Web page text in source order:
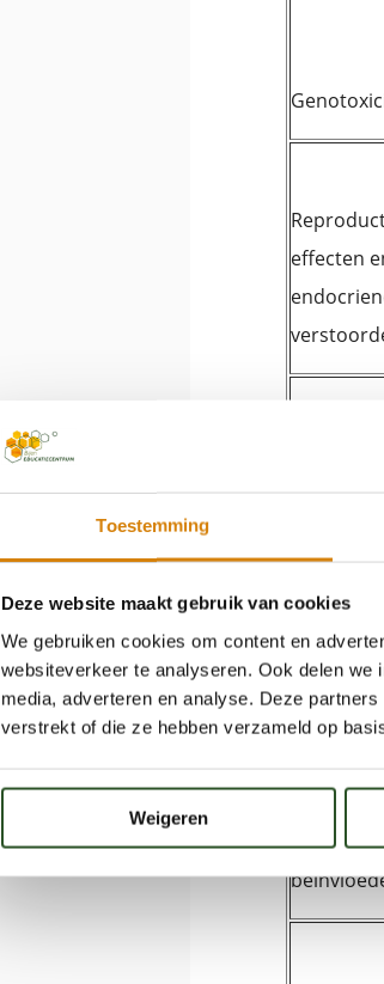
Toestemming
Deze website maakt gebruik van cookies
We gebruiken cookies om content en
websiteverkeer te analyseren. Ook delen
media, adverteren en analyse. Deze
verstrekt of die ze hebben verzameld op
Weigeren
effecten
effecten
die
kunnen